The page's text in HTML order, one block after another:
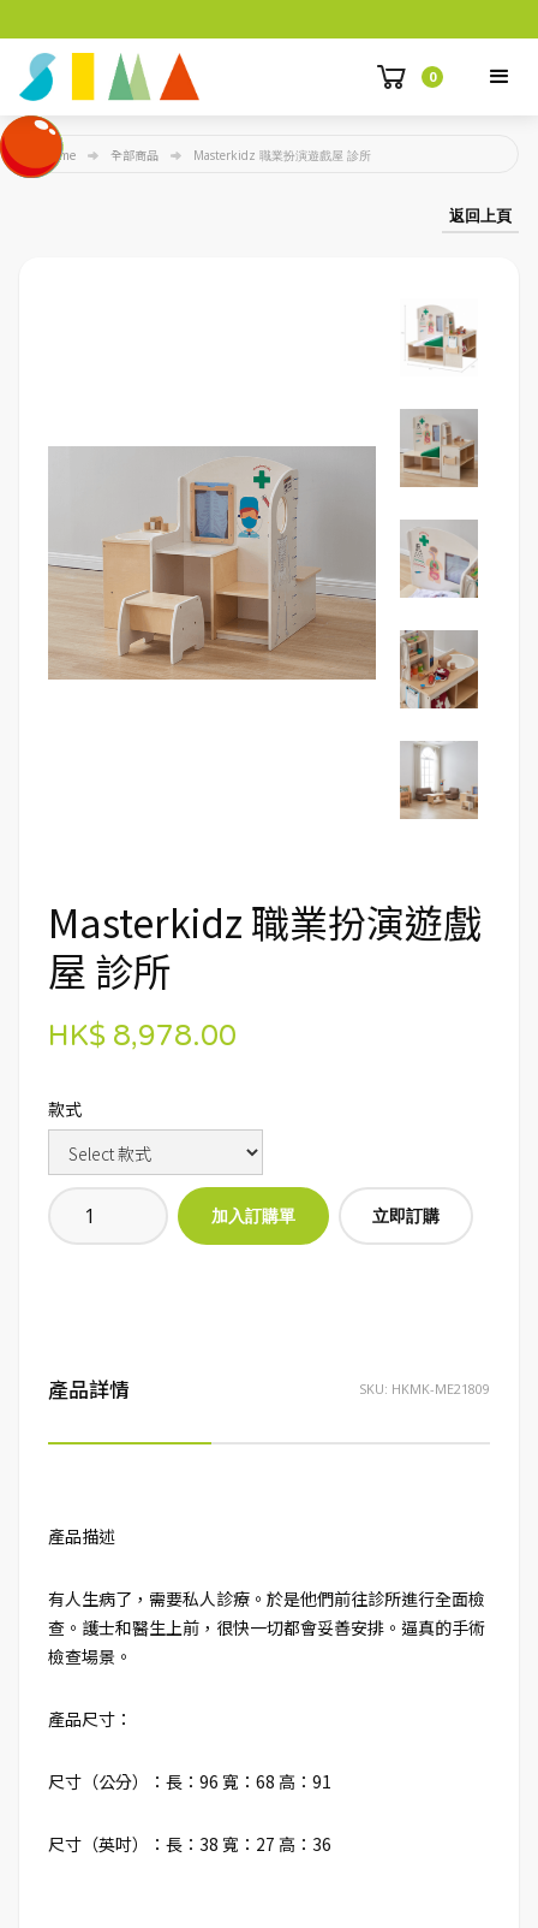
0
Home 全部商品 Masterkidz 職業扮演遊戲屋 診所
返回上頁
Masterkidz 職業扮演遊戲
屋 診所
HK$ 8,978.00
款式
立即訂購
產品詳情 SKU: HKMK-ME21809
產品描述
有人生病了，需要私人診療。於是他們前往診所進行全面檢
查。護士和醫生上前，很快一切都會妥善安排。逼真的手術
檢查場景。
產品尺寸：
尺寸（公分）：長：96 寬：68 高：91
尺寸（英吋）：長：38 寬：27 高：36